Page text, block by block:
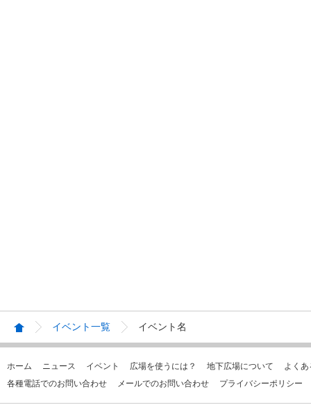
イベント一覧 イベント名
ホーム ニュース イベント 広場を使うには？ 地下広場について
よく
各種電話でのお問い合わせ
メールでのお問い合わせ プライバシーポリシー